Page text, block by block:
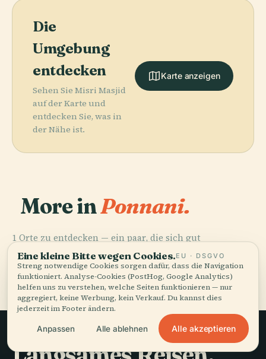
Die
Umgebung
entdecken
Sehen Sie Misri Masjid
auf der Karte und
entdecken Sie, was in
der Nähe ist.
Karte anzeigen
More inPonnani.
1 Orte zu entdecken — ein paar, die sich gut
kombinieren lassen.
PLACE
Ponnani Juma
Masjid
Eine kleine Bitte wegen Cookies.EU · DSGVO
Streng notwendige Cookies sorgen dafür, dass die Navigation
funktioniert. Analyse-Cookies (PostHog, Google Analytics)
helfen uns zu verstehen, welche Seiten funktionieren — nur
aggregiert, keine Werbung, kein Verkauf. Du kannst dies
jederzeit im Footer ändern.
Anpassen Alle ablehnen Alle akzeptieren